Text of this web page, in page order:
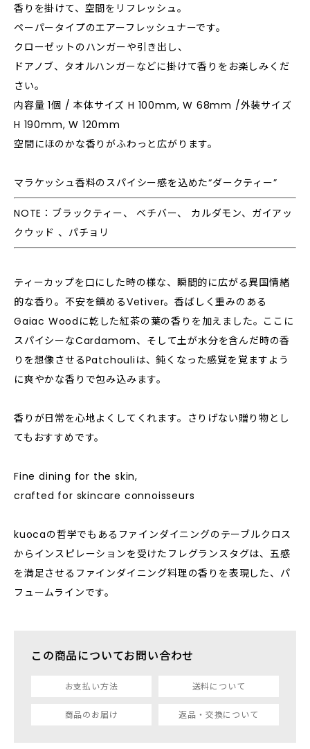
香りを掛けて、空間をリフレッシュ。
ペーパータイプのエアーフレッシュナーです。
クローゼットのハンガーや引き出し、
ドアノブ、タオルハンガーなどに掛けて香りをお楽しみくだ
さい。
内容量 1個 / 本体サイズ H 100mm, W 68mm /外装サイズ
H 190mm, W 120mm
空間にほのかな香りがふわっと広がります。
マラケッシュ香料のスパイシー感を込めた“ダークティー”
NOTE：ブラックティー、 ベチバー、 カルダモン、ガイアッ
クウッド 、パチョリ
ティーカップを口にした時の様な、瞬間的に広がる異国情緒
的な香り。不安を鎮めるVetiver。香ばしく重みのある
Gaiac Woodに乾した紅茶の葉の香りを加えました。ここに
スパイシーなCardamom、そして土が水分を含んだ時の香
りを想像させるPatchouliは、鈍くなった感覚を覚ますよう
に爽やかな香りで包み込みます。
香りが日常を心地よくしてくれます。さりげない贈り物とし
てもおすすめです。
Fine dining for the skin,
crafted for skincare connoisseurs
kuocaの哲学でもあるファインダイニングのテーブルクロス
からインスピレーションを受けたフレグランスタグは、五感
を満足させるファインダイニング料理の香りを表現した、パ
フュームラインです。
この商品についてお問い合わせ
お支払い方法 送料について
商品のお届け 返品・交換について